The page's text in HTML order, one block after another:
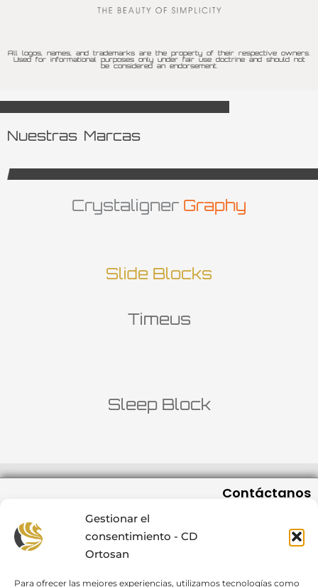
Gestionar el
consentimiento - CD
Ortosan
Para ofrecer las mejores experiencias, utilizamos tecnologías como
All logos, names, and trademarks are the property of their respective owners.
Used for informational purposes only under fair use doctrine and should not
be considered an endorsement.
Nuestras Marcas
Crystaligner Graphy
Slide Blocks
Timeus
Sleep Block
Contáctanos
info@cdortosan.com
91 404 56 59 / +34 607 576 667
L-J de 08:00 a 19:00, V de 08:00 a 18:00